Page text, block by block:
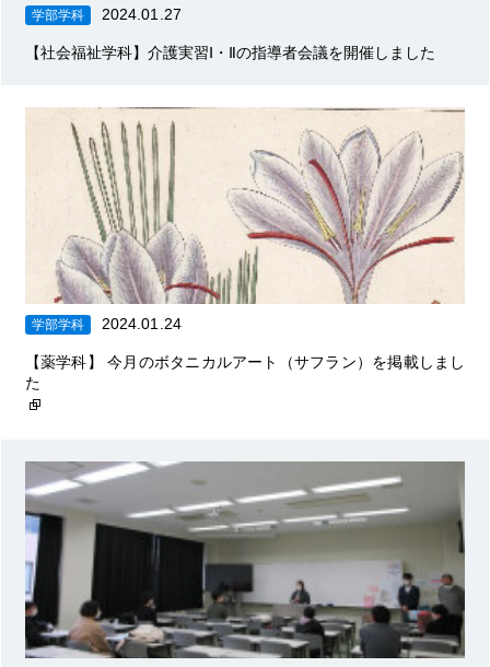
学部学科 2024.01.27
【社会福祉学科】介護実習Ⅰ・Ⅱの指導者会議を開催しました
学部学科 2024.01.24
【薬学科】 今月のボタニカルアート（サフラン）を掲載しまし
た